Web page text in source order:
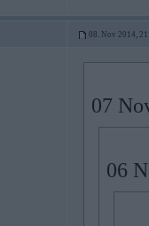
08. Nov 2014,
07
06